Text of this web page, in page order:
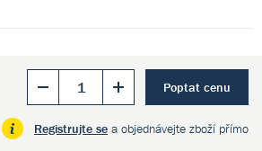
Poptat cenu
Registrujte se a objednávejte zboží přímo